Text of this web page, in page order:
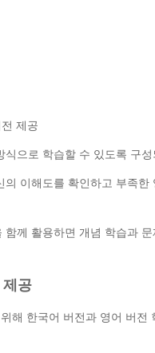
제공
으로 학습할 수 있도록 구성
의 이해도를 확인하고 부족
함께 활용하면 개념 학습과
제공
해 한국어 버전과 영어 버전